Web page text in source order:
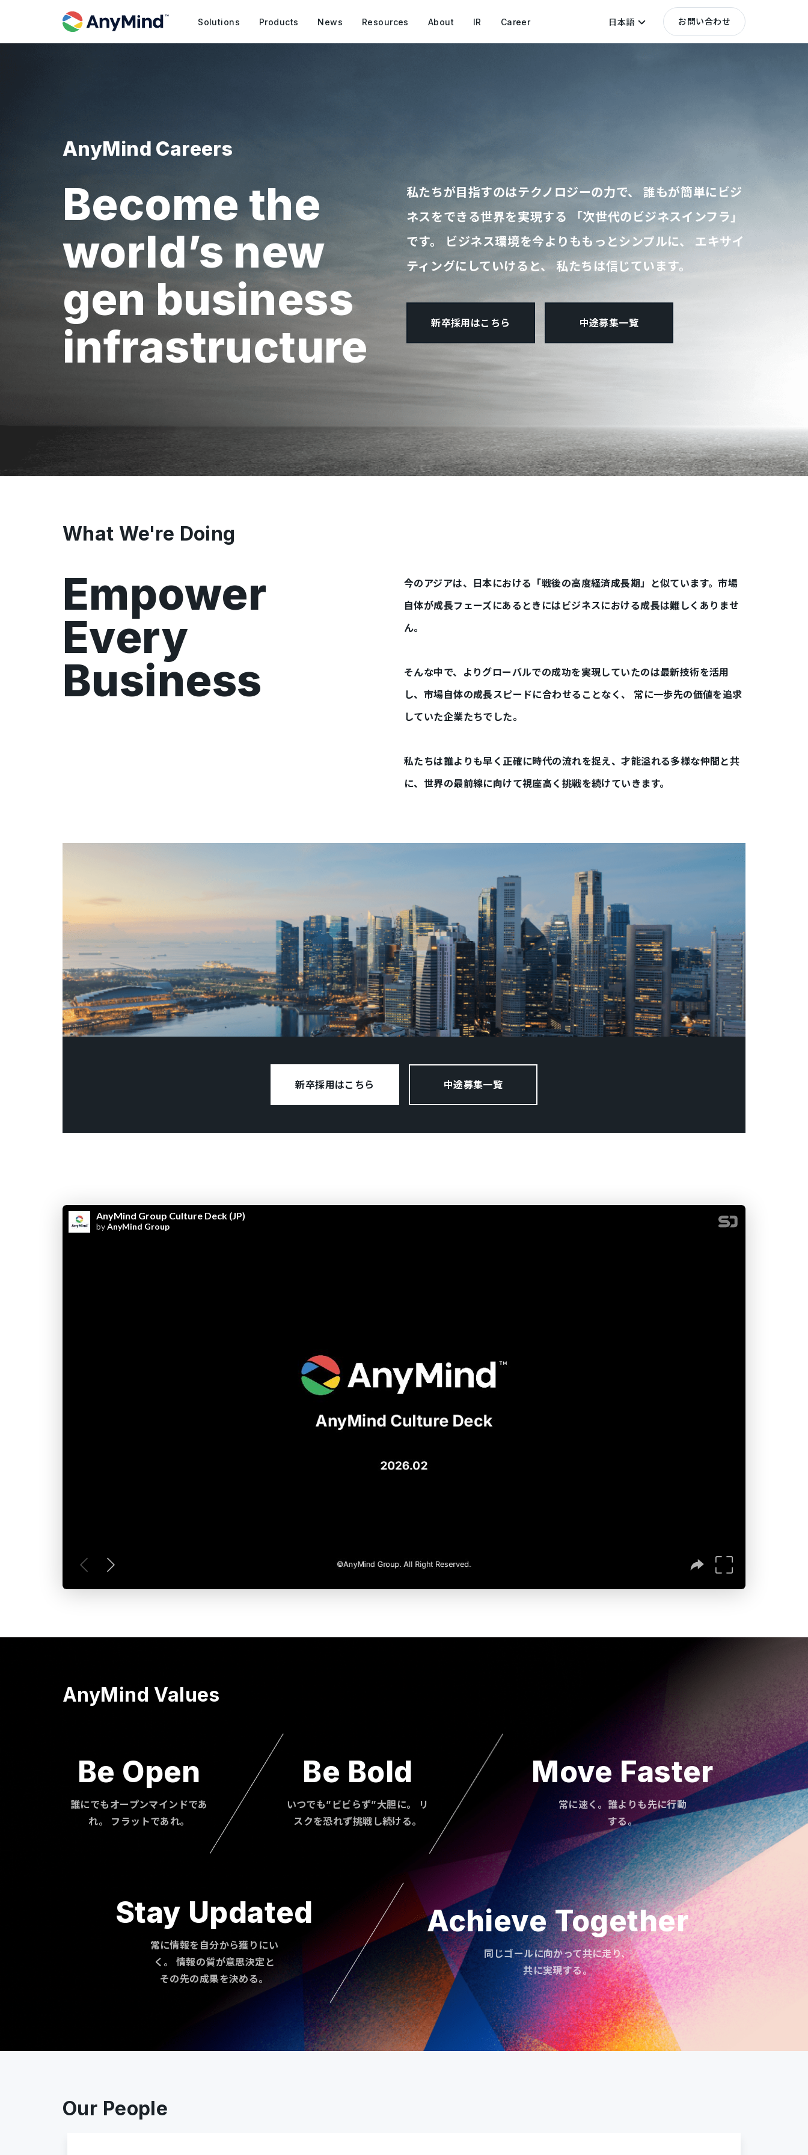
Solutions Products News Resources About IR Career 日本語 お問い合わせ
AnyMind Careers
Become the
world’s new
gen business
infrastructure
私たちが目指すのはテクノロジーの力で、 誰もが簡単にビジ
ネスをできる世界を実現する 「次世代のビジネスインフラ」
です。 ビジネス環境を今よりももっとシンプルに、 エキサイ
ティングにしていけると、 私たちは信じています。
新卒採用はこちら 中途募集一覧
What We're Doing
Empower
Every
Business
今のアジアは、日本における「戦後の高度経済成長期」と似ています。市場
自体が成長フェーズにあるときにはビジネスにおける成長は難しくありませ
ん。
そんな中で、よりグローバルでの成功を実現していたのは最新技術を活用
し、市場自体の成長スピードに合わせることなく、 常に一歩先の価値を追求
していた企業たちでした。
私たちは誰よりも早く正確に時代の流れを捉え、才能溢れる多様な仲間と共
に、世界の最前線に向けて視座高く挑戦を続けていきます。
新卒採用はこちら 中途募集一覧
AnyMind Values
Be Open
誰にでもオープンマインドであ
れ。 フラットであれ。
Be Bold
いつでも”ビビらず”大胆に。 リ
スクを恐れず挑戦し続ける。
Move Faster
常に速く。誰よりも先に行動
する。
Stay Updated
常に情報を自分から獲りにい
く。 情報の質が意思決定と
その先の成果を決める。
Achieve Together
同じゴールに向かって共に走り、
共に実現する。
Our People